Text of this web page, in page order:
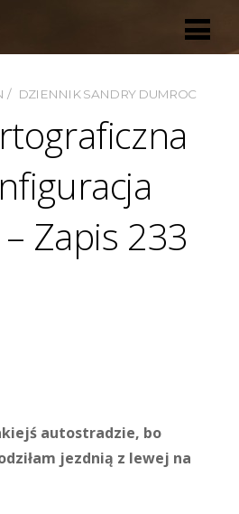
DZIENNIK SANDRY DUMROC
Zapis 233
autostradzie, bo
jezdnią z lewej na